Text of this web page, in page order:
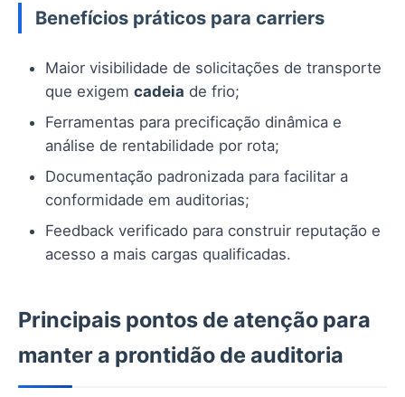
Benefícios práticos para carriers
Maior visibilidade de solicitações de transporte
que exigem cadeia de frio;
Ferramentas para precificação dinâmica e
análise de rentabilidade por rota;
Documentação padronizada para facilitar a
conformidade em auditorias;
Feedback verificado para construir reputação e
acesso a mais cargas qualificadas.
Principais pontos de atenção para
manter a prontidão de auditoria